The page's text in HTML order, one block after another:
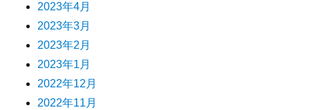
2023年4月
2023年3月
2023年2月
2023年1月
2022年12月
2022年11月